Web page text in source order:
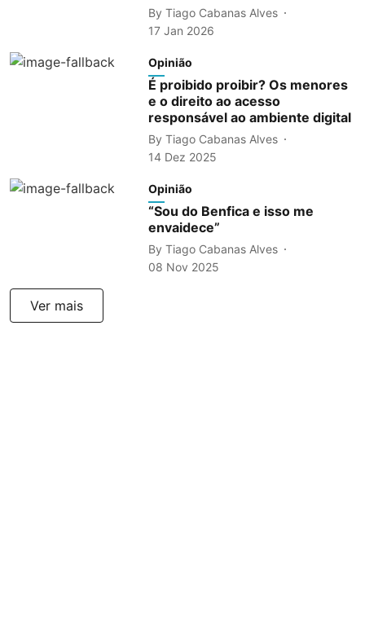
By Tiago Cabanas Alves
17 Jan 2026
Opinião
É proibido proibir? Os menores
e o direito ao acesso
responsável ao ambiente digital
By Tiago Cabanas Alves
14 Dez 2025
Opinião
“Sou do Benfica e isso me
envaidece”
By Tiago Cabanas Alves
08 Nov 2025
Ver mais